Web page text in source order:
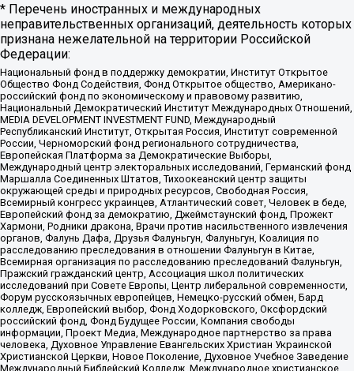
* Перечень иностранных и международных
неправительственных организаций, деятельность которых
признана нежелательной на территории Российской
Федерации:
Национальный фонд в поддержку демократии, Институт Открытое
Общество Фонд Содействия, Фонд Открытое общество, Американо-
российский фонд по экономическому и правовому развитию,
Национальный Демократический Институт Международных Отношений,
MEDIA DEVELOPMENT INVESTMENT FUND, Международный
Республиканский Институт, Открытая Россия, Институт современной
России, Черноморский фонд регионального сотрудничества,
Европейская Платформа за Демократические Выборы,
Международный центр электоральных исследований, Германский фонд
Маршалла Соединенных Штатов, Тихоокеанский центр защиты
окружающей среды и природных ресурсов, Свободная Россия,
Всемирный конгресс украинцев, Атлантический совет, Человек в беде,
Европейский фонд за демократию, Джеймстаунский фонд, Прожект
Хармони, Родники дракона, Врачи против насильственного извлечения
органов, Фалунь Дафа, Друзья Фалуньгун, Фалуньгун, Коалиция по
расследованию преследования в отношении Фалуньгун в Китае,
Всемирная организация по расследованию преследований Фалуньгун,
Пражский гражданский центр, Ассоциация школ политических
исследований при Совете Европы, Центр либеральной современности,
Форум русскоязычных европейцев, Немецко-русский обмен, Бард
колледж, Европейский выбор, Фонд Ходорковского, Оксфордский
российский фонд, Фонд Будущее России, Компания свободы
информации, Проект Медиа, Международное партнерство за права
человека, Духовное Управление Евангельских Христиан Украинской
Христианской Церкви, Новое Поколение, Духовное Учебное Заведение
Международный Библейский Колледж, Международное христианское